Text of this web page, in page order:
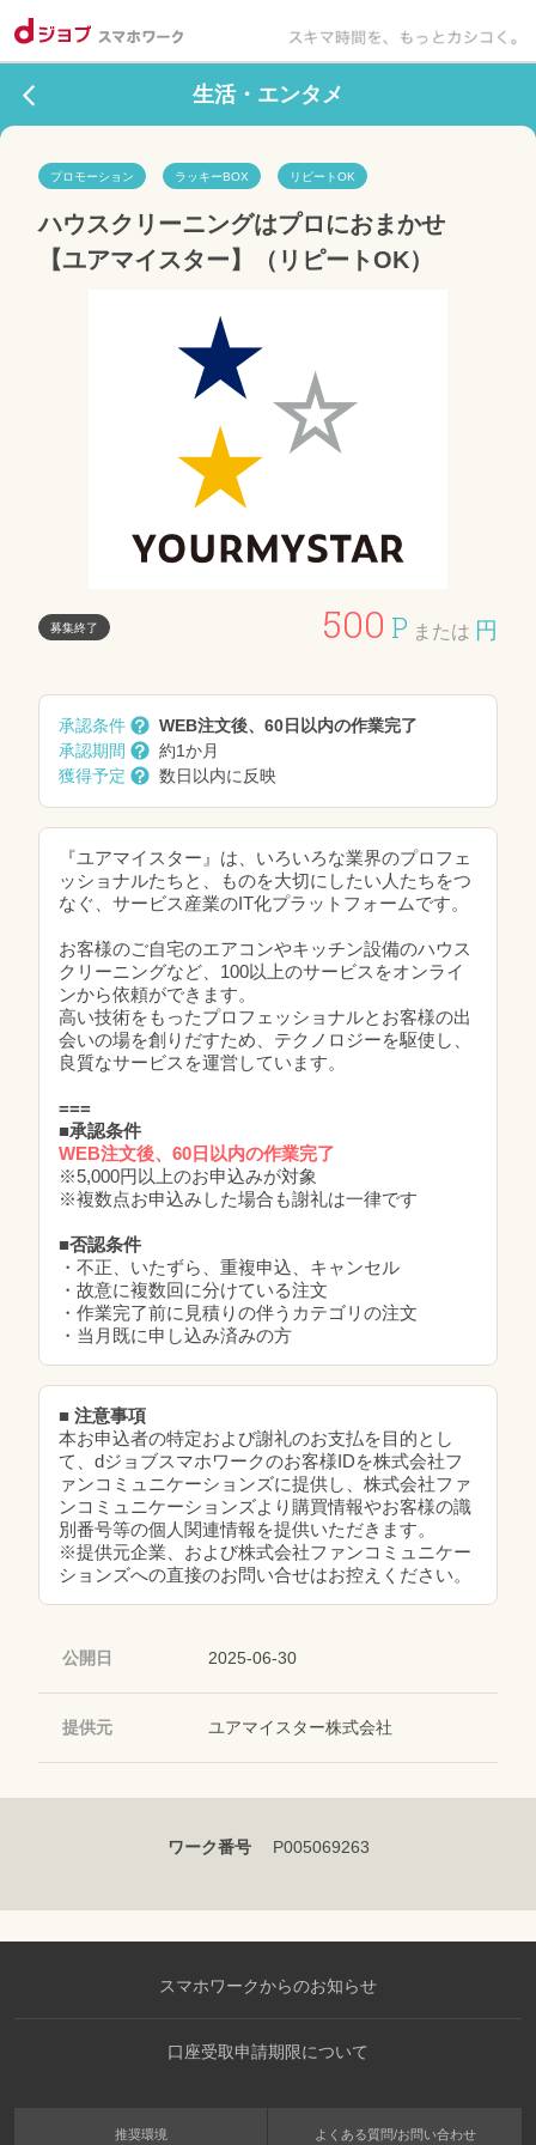
生活・エンタメ
プロモーション ラッキーBOX リピートOK
ハウスクリーニングはプロにおまかせ
【ユアマイスター】（リピートOK）
募集終了 500 P または 円
承認条件
WEB注文後、60日以内の作業完了
承認期間
約1か月
獲得予定
数日以内に反映
『ユアマイスター』は、いろいろな業界のプロフェ
ッショナルたちと、ものを大切にしたい人たちをつ
なぐ、サービス産業のIT化プラットフォームです。
お客様のご自宅のエアコンやキッチン設備のハウス
クリーニングなど、100以上のサービスをオンライ
ンから依頼ができます。
高い技術をもったプロフェッショナルとお客様の出
会いの場を創りだすため、テクノロジーを駆使し、
良質なサービスを運営しています。
===
■承認条件
WEB注文後、60日以内の作業完了
※5,000円以上のお申込みが対象
※複数点お申込みした場合も謝礼は一律です
■否認条件
・不正、いたずら、重複申込、キャンセル
・故意に複数回に分けている注文
・作業完了前に見積りの伴うカテゴリの注文
・当月既に申し込み済みの方
■ 注意事項
本お申込者の特定および謝礼のお支払を目的とし
て、dジョブスマホワークのお客様IDを株式会社フ
ァンコミュニケーションズに提供し、株式会社ファ
ンコミュニケーションズより購買情報やお客様の識
別番号等の個人関連情報を提供いただきます。
※提供元企業、および株式会社ファンコミュニケー
ションズへの直接のお問い合せはお控えください。
公開日 2025-06-30
提供元 ユアマイスター株式会社
ワーク番号 P005069263
スマホワークからのお知らせ
口座受取申請期限について
推奨環境 よくある質問/お問い合わせ